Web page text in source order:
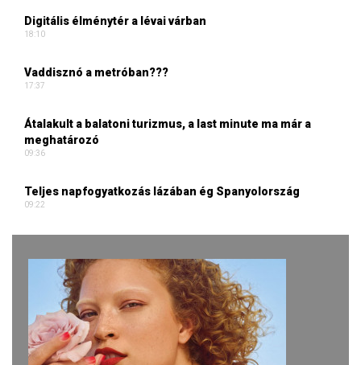
Digitális élménytér a lévai várban
18:10
Vaddisznó a metróban???
17:37
Átalakult a balatoni turizmus, a last minute ma már a
meghatározó
09:36
Teljes napfogyatkozás lázában ég Spanyolország
09:22